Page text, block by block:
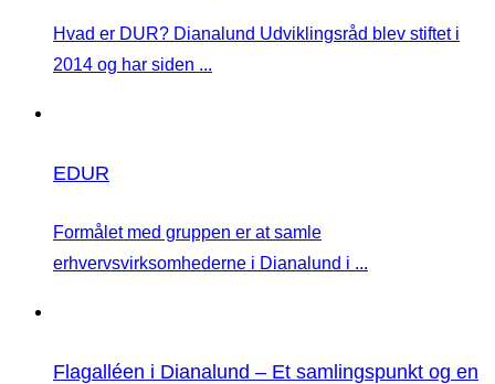
Hvad er DUR? Dianalund Udviklingsråd blev stiftet i
2014 og har siden ...
EDUR
Formålet med gruppen er at samle
erhvervsvirksomhederne i Dianalund i ...
Flagalléen i Dianalund – Et samlingspunkt og en